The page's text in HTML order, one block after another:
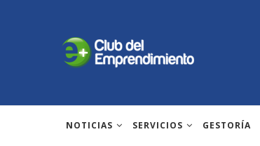
NOTICIAS SERVICIOS GESTORÍA